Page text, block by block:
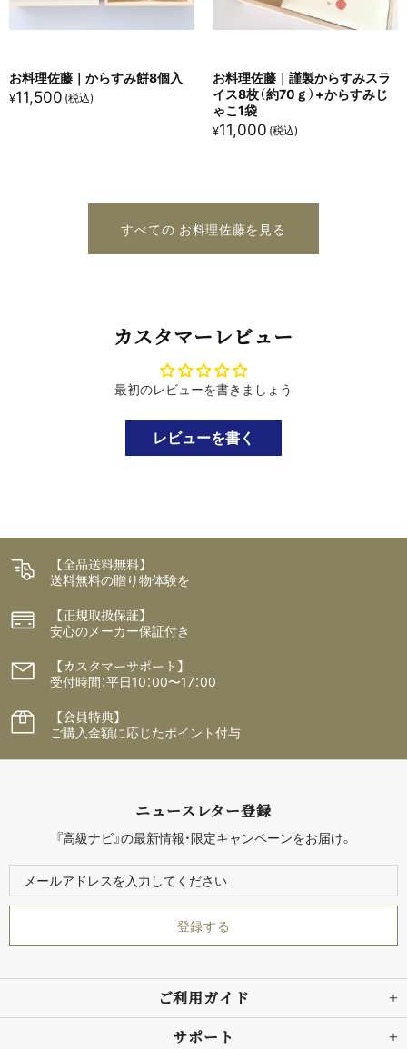
お料理佐藤｜からすみ餅8個入
¥11,500
お料理佐藤｜謹製からすみスラ
イス8枚（約70ｇ）+からすみじ
ゃこ1袋
¥11,000
すべての お料理佐藤を見る
カスタマーレビュー
最初のレビューを書きましょう
レビューを書く
【全品送料無料】
送料無料の贈り物体験を
【正規取扱保証】
安心のメーカー保証付き
【カスタマーサポート】
受付時間：平日10：00〜17：00
【会員特典】
ご購入金額に応じたポイント付与
ご利用ガイド
サポート
ニュースレター登録
『高級ナビ』の最新情報・限定キャンペーンをお届け。